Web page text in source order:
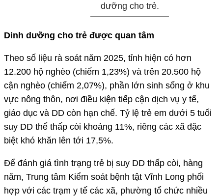
dưỡng cho trẻ.
Dinh dưỡng cho trẻ được quan tâm
Theo số liệu rà soát năm 2025, tỉnh hiện có hơn
12.200 hộ nghèo (chiếm 1,23%) và trên 20.500 hộ
cận nghèo (chiếm 2,07%), phần lớn sinh sống ở khu
vực nông thôn, nơi điều kiện tiếp cận dịch vụ y tế,
giáo dục và DD còn hạn chế. Tỷ lệ trẻ em dưới 5 tuổi
suy DD thể thấp còi khoảng 11%, riêng các xã đặc
biệt khó khăn lên tới 17,5%.
Để đánh giá tình trạng trẻ bị suy DD thấp còi, hàng
năm, Trung tâm Kiểm soát bệnh tật Vĩnh Long phối
hợp với các trạm y tế các xã, phường tổ chức nhiều